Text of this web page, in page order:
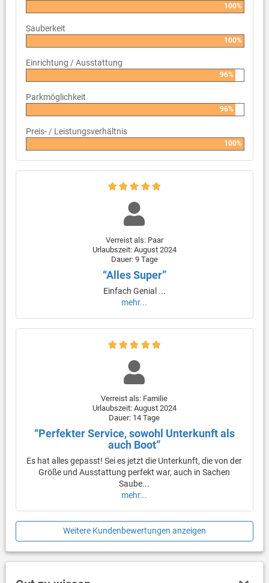
100%
Sauberkeit
100%
Einrichtung / Ausstattung
96%
Parkmöglichkeit
96%
Preis- / Leistungsverhältnis
100%
Verreist als: Paar
Urlaubszeit: August 2024
Dauer: 9 Tage
“Alles Super”
Einfach Genial ...
mehr...
Verreist als: Familie
Urlaubszeit: August 2024
Dauer: 14 Tage
“Perfekter Service, sowohl Unterkunft als
auch Boot”
Es hat alles gepasst! Sei es jetzt die Unterkunft, die von der
Größe und Ausstattung perfekt war, auch in Sachen
Saube...
mehr...
Weitere Kundenbewertungen anzeigen